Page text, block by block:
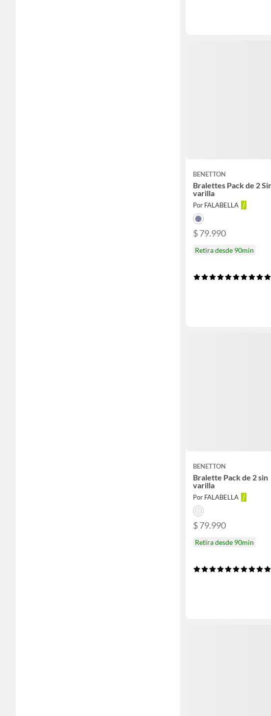
BENETTON
Bralettes Pack de 2
varilla
Por FALABELLA
$ 79.990
Retira desde 90min
BENETTON
Bralette Pack de 2 sin
varilla
Por FALABELLA
$ 79.990
Retira desde 90min